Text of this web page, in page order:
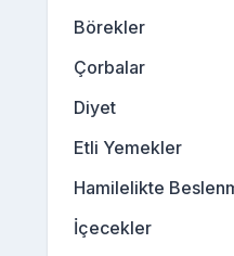
Börekler
Çorbalar
Diyet
Etli Yemekler
Hamilelikte
İçecekler